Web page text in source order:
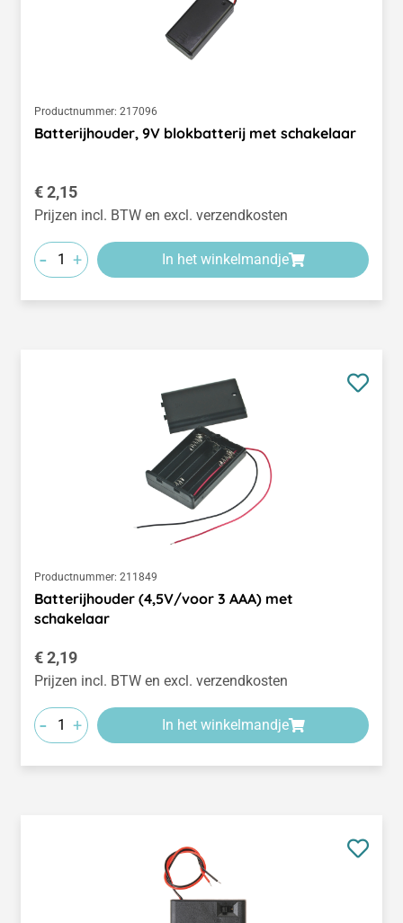
Productnummer: 217096
Batterijhouder, 9V blokbatterij met schakelaar
Normale prijs:
€ 2,15
Prijzen incl. BTW en excl. verzendkosten
- + In het winkelmandje
Productnummer: 211849
Batterijhouder (4,5V/voor 3 AAA) met
schakelaar
Normale prijs:
€ 2,19
Prijzen incl. BTW en excl. verzendkosten
- + In het winkelmandje